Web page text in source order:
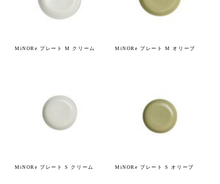
MiNORe プレート M クリーム MiNORe プレート M オリーブ
MiNORe プレート S クリーム MiNORe プレート S オリーブ